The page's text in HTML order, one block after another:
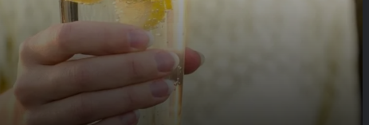
Kalp ve böbrek sağlığı için ortak
seferberlik
Yemek ısıtırken bunlara dikkat edin